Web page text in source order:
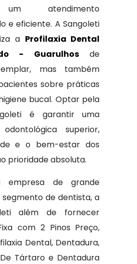
atendimento
e eficiente. A Sangoleti
a Profilaxia Dental
- Guarulhosde
mas também
sobre práticas
bucal. Optar pela
é garantir uma
odontológica superior,
e o bem-estar dos
prioridade absoluta.
empresa de grande
de dentista, a
além de fornecer
com 2 Pinos Preço,
Dental, Dentadura,
Tártaro e Dentadura